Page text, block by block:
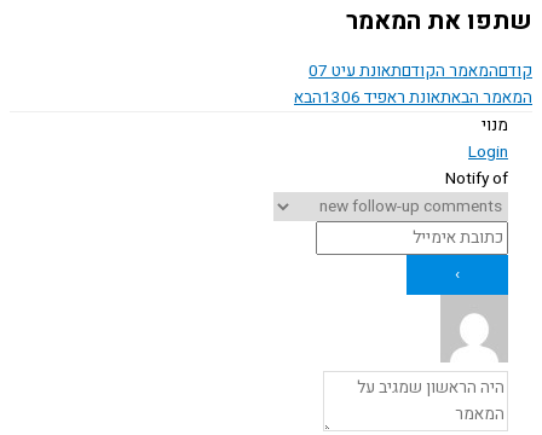
את המאמר
המאמר הקודםתאונת עיט 07
הבאתאונת ראפיד 1306
הבא
Notify